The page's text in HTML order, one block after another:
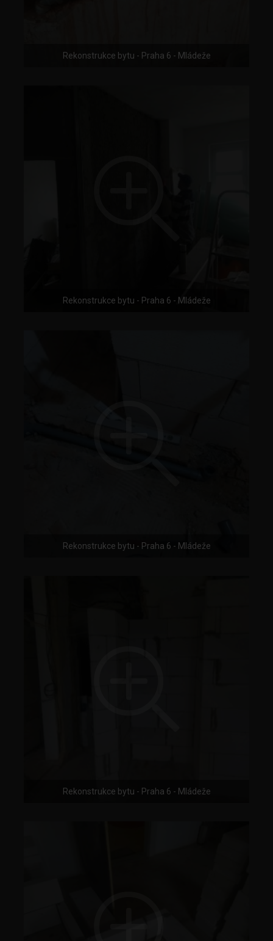
Rekonstrukce bytu - Praha 6 - Mládeže
Rekonstrukce bytu - Praha 6 - Mládeže
Rekonstrukce bytu - Praha 6 - Mládeže
Rekonstrukce bytu - Praha 6 - Mládeže